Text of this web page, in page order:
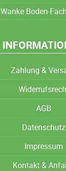
Wanke Boden-
Zahlung &
AGB
Datenschutz
Impressum
Kontakt &